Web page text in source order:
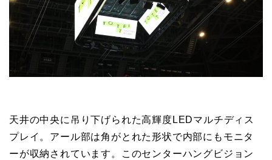
天井の中央に吊り下げられた高輝度LEDマルチディス
プレイ。アール部は角がとれた形状で内部にもモニタ
ーが収納されています。このセンターハングビジョン